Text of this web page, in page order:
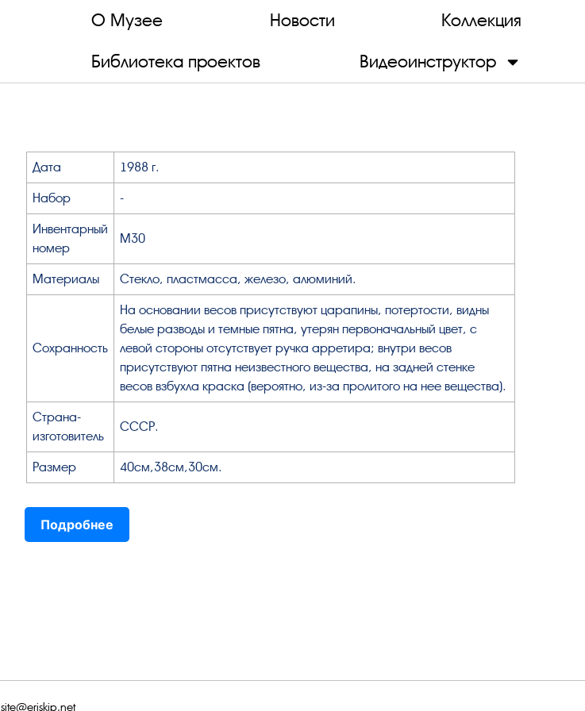
О Музее Новости Коллекция
Библиотека проектов Видеоинструктор
Дата 1988 г.
Набор -
Инвентарный
номер
М30
Материалы Стекло, пластмасса, железо, алюминий.
Сохранность
На основании весов присутствуют царапины, потертости, видны
белые разводы и темные пятна, утерян первоначальный цвет, с
левой стороны отсутствует ручка арретира; внутри весов
присутствуют пятна неизвестного вещества, на задней стенке
весов взбухла краска (вероятно, из-за пролитого на нее вещества).
Страна-
изготовитель
СССР.
Размер 40см,38см,30см.
Подробнее
site@eriskip.net